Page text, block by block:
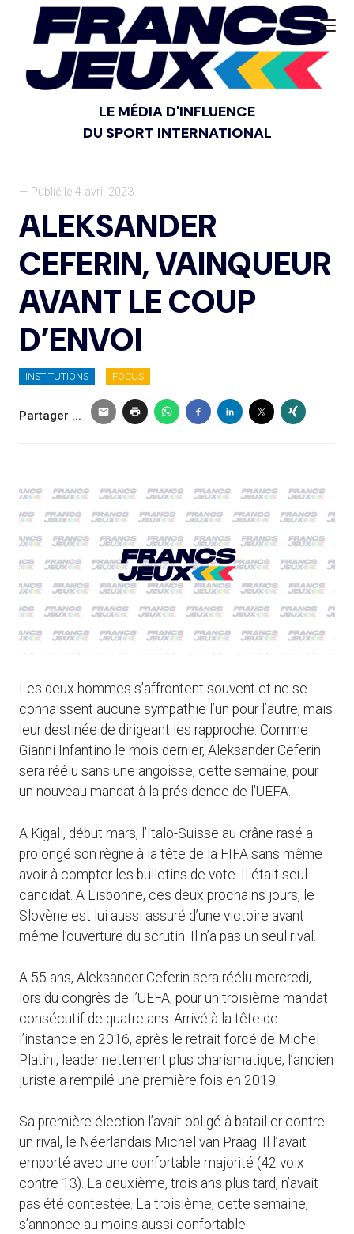
LE MÉDIA D'INFLUENCE
DU SPORT INTERNATIONAL
— Publié le 4 avril 2023
ALEKSANDER
CEFERIN, VAINQUEUR
AVANT LE COUP
D’ENVOI
INSTITUTIONS FOCUS
Partager ...
Les deux hommes s’affrontent souvent et ne se
connaissent aucune sympathie l’un pour l’autre, mais
leur destinée de dirigeant les rapproche. Comme
Gianni Infantino le mois dernier, Aleksander Ceferin
sera réélu sans une angoisse, cette semaine, pour
un nouveau mandat à la présidence de l’UEFA.
A Kigali, début mars, l’Italo-Suisse au crâne rasé a
prolongé son règne à la tête de la FIFA sans même
avoir à compter les bulletins de vote. Il était seul
candidat. A Lisbonne, ces deux prochains jours, le
Slovène est lui aussi assuré d’une victoire avant
même l’ouverture du scrutin. Il n’a pas un seul rival.
A 55 ans, Aleksander Ceferin sera réélu mercredi,
lors du congrès de l’UEFA, pour un troisième mandat
consécutif de quatre ans. Arrivé à la tête de
l’instance en 2016, après le retrait forcé de Michel
Platini, leader nettement plus charismatique, l’ancien
juriste a rempilé une première fois en 2019.
Sa première élection l’avait obligé à batailler contre
un rival, le Néerlandais Michel van Praag. Il l’avait
emporté avec une confortable majorité (42 voix
contre 13). La deuxième, trois ans plus tard, n’avait
pas été contestée. La troisième, cette semaine,
s’annonce au moins aussi confortable.